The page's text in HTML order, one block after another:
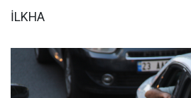
İLKHA